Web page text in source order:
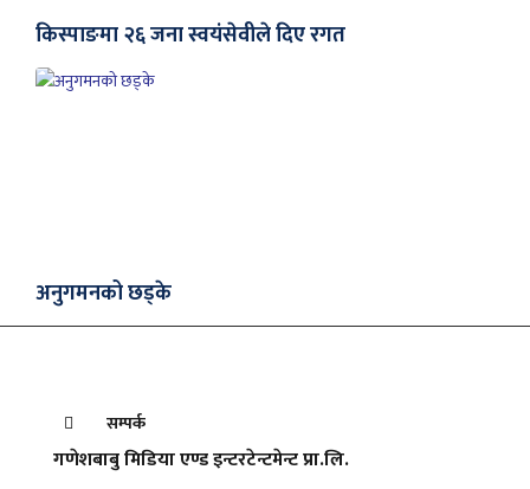
किस्पाङमा २६ जना स्वयंसेवीले दिए रगत
अनुगमनको छड्के
सम्पर्क
गणेशबाबु मिडिया एण्ड इन्टरटेन्टमेन्ट प्रा.लि.